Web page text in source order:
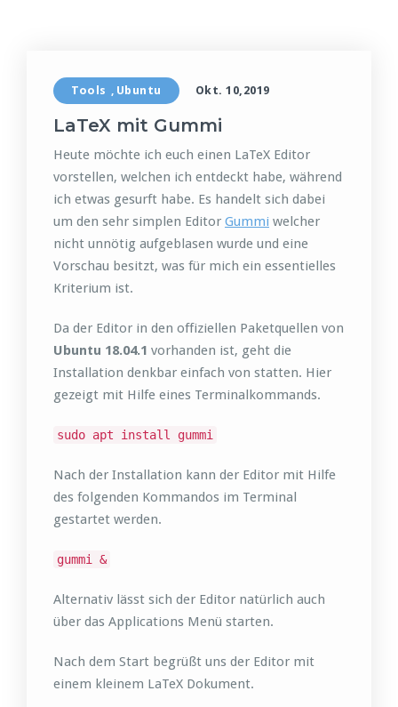
Tools , Ubuntu Okt. 10,2019
LaTeX mit Gummi
Heute möchte ich euch einen LaTeX Editor
vorstellen, welchen ich entdeckt habe, während
ich etwas gesurft habe. Es handelt sich dabei
um den sehr simplen Editor Gummi welcher
nicht unnötig aufgeblasen wurde und eine
Vorschau besitzt, was für mich ein essentielles
Kriterium ist.
Da der Editor in den offiziellen Paketquellen von
Ubuntu 18.04.1 vorhanden ist, geht die
Installation denkbar einfach von statten. Hier
gezeigt mit Hilfe eines Terminalkommands.
sudo apt install gummi
Nach der Installation kann der Editor mit Hilfe
des folgenden Kommandos im Terminal
gestartet werden.
gummi &
Alternativ lässt sich der Editor natürlich auch
über das Applications Menü starten.
Nach dem Start begrüßt uns der Editor mit
einem kleinem LaTeX Dokument.